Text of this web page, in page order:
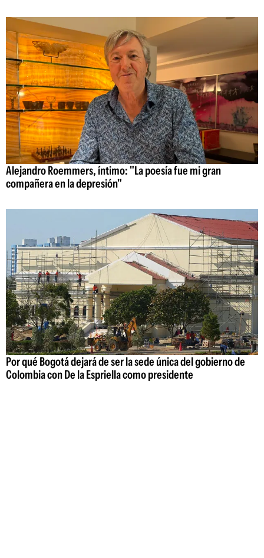
Alejandro Roemmers, íntimo: "La poesía fue mi gran
compañera en la depresión"
Por qué Bogotá dejará de ser la sede única del gobierno de
Colombia con De la Espriella como presidente